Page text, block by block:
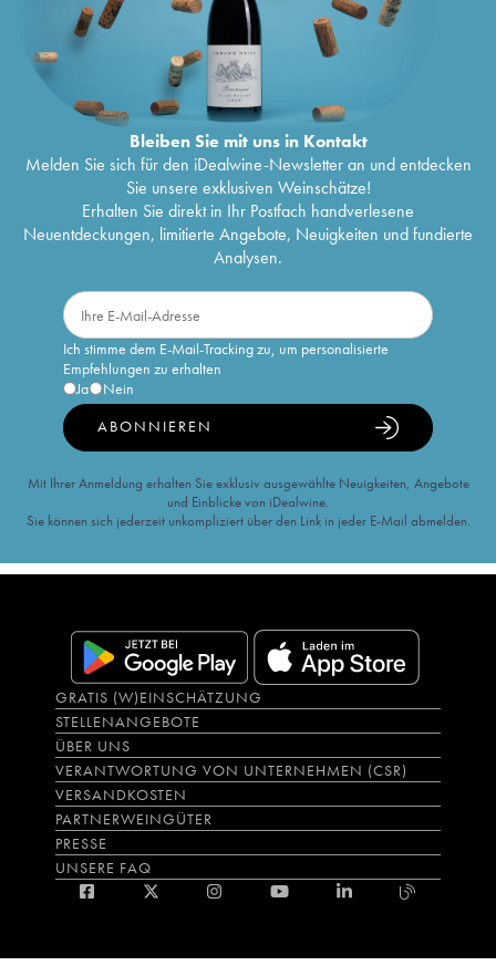
Bleiben Sie mit uns in Kontakt
Melden Sie sich für den iDealwine-Newsletter an und entdecken
Sie unsere exklusiven Weinschätze!
Erhalten Sie direkt in Ihr Postfach handverlesene
Neuentdeckungen, limitierte Angebote, Neuigkeiten und fundierte
Analysen.
Ich stimme dem E-Mail-Tracking zu, um personalisierte
Empfehlungen zu erhalten
Ja
Nein
ABONNIEREN
Mit Ihrer Anmeldung erhalten Sie exklusiv ausgewählte Neuigkeiten, Angebote
und Einblicke von iDealwine.
Sie können sich jederzeit unkompliziert über den Link in jeder E-Mail abmelden.
GRATIS (W)EINSCHÄTZUNG
STELLENANGEBOTE
ÜBER UNS
VERANTWORTUNG VON UNTERNEHMEN (CSR)
VERSANDKOSTEN
PARTNERWEINGÜTER
PRESSE
UNSERE FAQ